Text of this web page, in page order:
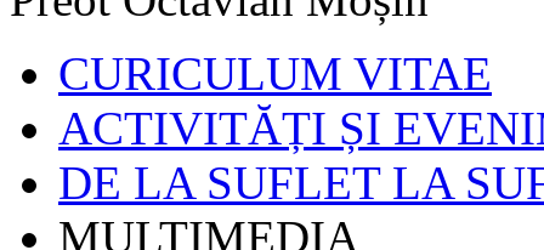
CURICULUM VITAE
ACTIVITĂȚI ȘI
DE LA SUFLET LA
MULTIMEDIA